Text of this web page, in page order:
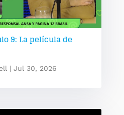
9: La película de
| Jul 30, 2026